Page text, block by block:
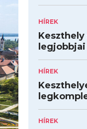
HÍREK
HÍREK
HÍREK